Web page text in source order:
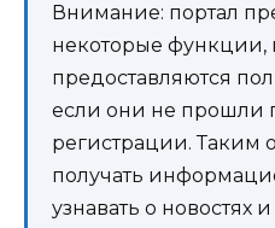
Внимание: портал
некоторые функции,
предоставляются
если они не прошли
регистрации. Таким
получать
узнавать о новостях